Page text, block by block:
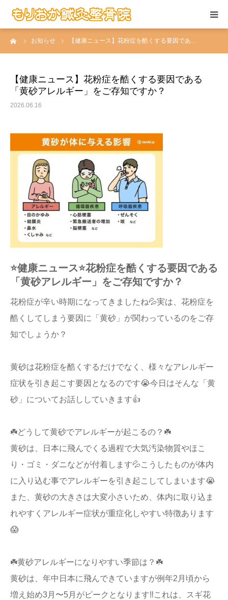
お知らせ 【健康ニュース】花粉症を酷くする要因であ…
【健康ニュース】花粉症を酷くする要因である
「黄砂アレルギー」をご存知ですか？
2026.06.16
⭐️健康ニュース⭐️花粉症を酷くする要因である
「黄砂アレルギー」をご存知ですか？
花粉症が辛い時期になってきましたね💦実は、花粉症を
酷くしてしまう要因に「黄砂」が関わっているのをご存
知でしょうか？
黄砂は花粉症を酷くするだけでなく、様々なアレルギー
症状を引き起こす要因となるのです😭今日はそんな「黄
砂」についてお話ししていきます👍
☘️どうして黄砂でアレルギーが起こるの？☘️
黄砂は、日本に飛んでくる過程で大気汚染物質やほこ
り・ゴミ・ダニなどが付着します💦こうしたものが体内
に入り込む事でアレルギーを引き起こしてしまいます😭
また、黄砂の大きさは大変小さいため、体内に取り込ま
れやすくアレルギー症状が重症化しやすい特徴あります
😱
☘️黄砂アレルギーになりやすい季節は？☘️
黄砂は、年中日本に飛んできていますが例年2月頃から
増え始め3月〜5月がピークとなります‼️これは、スギ花
当院の施術
患者さんの声
求人情報
アクセス